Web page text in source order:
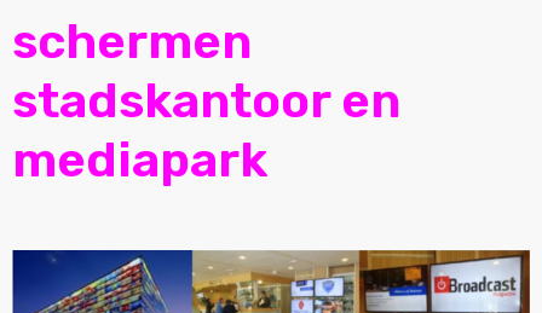
schermen
stadskantoor en
mediapark